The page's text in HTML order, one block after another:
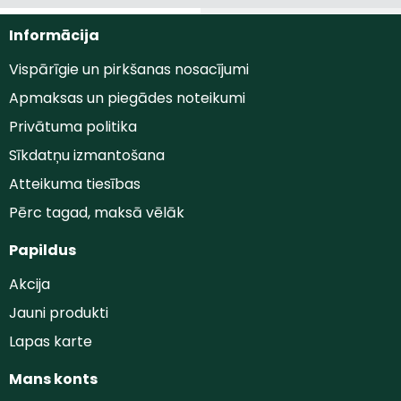
Informācija
Vispārīgie un pirkšanas nosacījumi
Apmaksas un piegādes noteikumi
Privātuma politika
Sīkdatņu izmantošana
Atteikuma tiesības
Pērc tagad, maksā vēlāk
Papildus
Akcija
Jauni produkti
Lapas karte
Mans konts